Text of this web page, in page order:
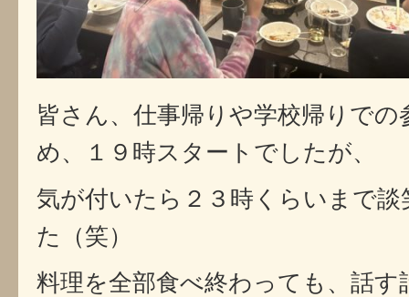
皆さん、仕事帰りや学校帰りでの
め、１９時スタートでしたが、
気が付いたら２３時くらいまで
た（笑）
料理を全部食べ終わっても、話す